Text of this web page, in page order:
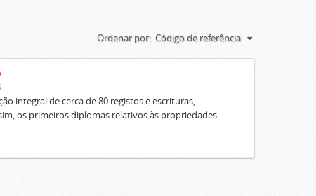
Ordenar por: Código de referência
integral de cerca de 80 registos e escrituras,
os primeiros diplomas relativos às propriedades